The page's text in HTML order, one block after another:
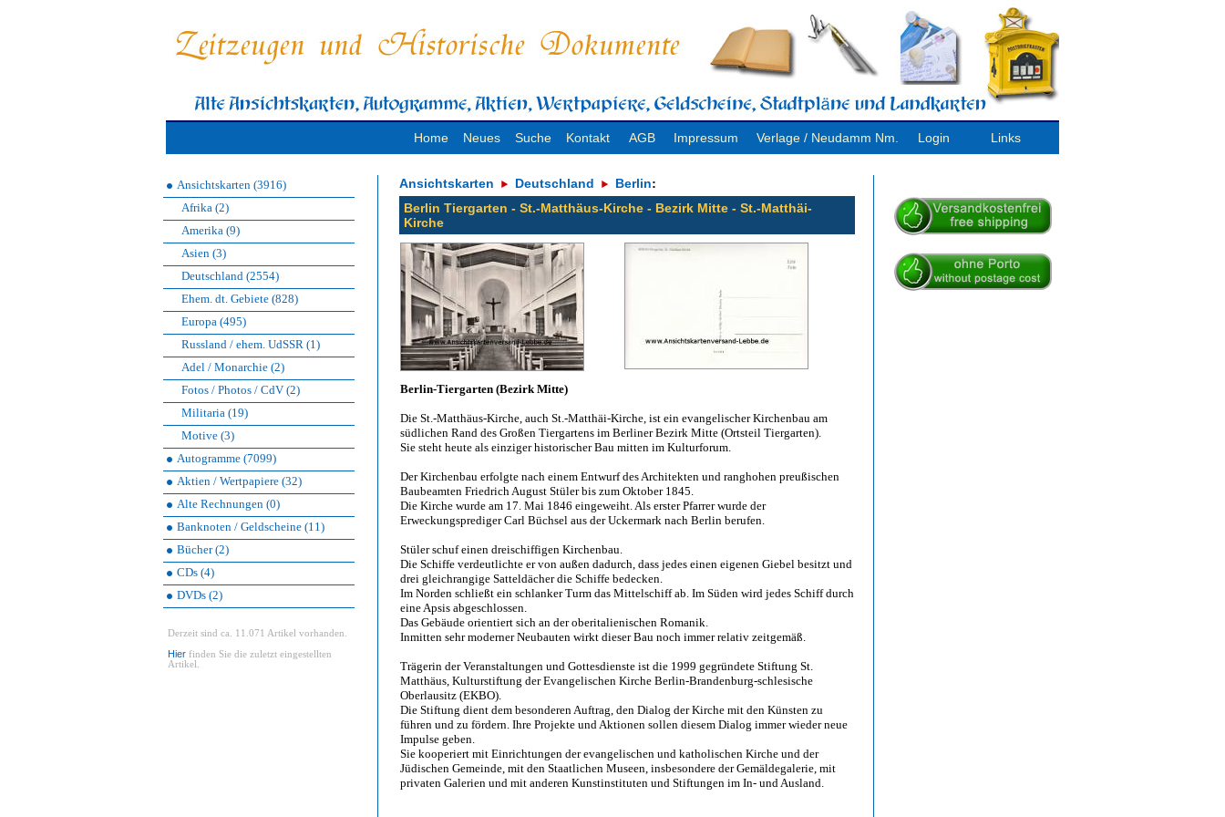
Home Neues Suche Kontakt AGB Impressum Verlage / Neudamm Nm. Login Links
Ansichtskarten (3916)
Afrika (2)
Amerika (9)
Asien (3)
Deutschland (2554)
Ehem. dt. Gebiete (828)
Europa (495)
Russland / ehem. UdSSR (1)
Adel / Monarchie (2)
Fotos / Photos / CdV (2)
Militaria (19)
Motive (3)
Autogramme (7099)
Aktien / Wertpapiere (32)
Alte Rechnungen (0)
Banknoten / Geldscheine (11)
Bücher (2)
CDs (4)
DVDs (2)
Derzeit sind ca. 11.071 Artikel vorhanden.
Hier finden Sie die zuletzt eingestellten
Artikel.
Ansichtskarten Deutschland Berlin:
Berlin Tiergarten - St.-Matthäus-Kirche - Bezirk Mitte - St.-Matthäi-
Kirche
Berlin-Tiergarten (Bezirk Mitte)
Die St.-Matthäus-Kirche, auch St.-Matthäi-Kirche, ist ein evangelischer Kirchenbau am
südlichen Rand des Großen Tiergartens im Berliner Bezirk Mitte (Ortsteil Tiergarten).
Sie steht heute als einziger historischer Bau mitten im Kulturforum.
Der Kirchenbau erfolgte nach einem Entwurf des Architekten und ranghohen preußischen
Baubeamten Friedrich August Stüler bis zum Oktober 1845.
Die Kirche wurde am 17. Mai 1846 eingeweiht. Als erster Pfarrer wurde der
Erweckungsprediger Carl Büchsel aus der Uckermark nach Berlin berufen.
Stüler schuf einen dreischiffigen Kirchenbau.
Die Schiffe verdeutlichte er von außen dadurch, dass jedes einen eigenen Giebel besitzt und
drei gleichrangige Satteldächer die Schiffe bedecken.
Im Norden schließt ein schlanker Turm das Mittelschiff ab. Im Süden wird jedes Schiff durch
eine Apsis abgeschlossen.
Das Gebäude orientiert sich an der oberitalienischen Romanik.
Inmitten sehr moderner Neubauten wirkt dieser Bau noch immer relativ zeitgemäß.
Trägerin der Veranstaltungen und Gottesdienste ist die 1999 gegründete Stiftung St.
Matthäus, Kulturstiftung der Evangelischen Kirche Berlin-Brandenburg-schlesische
Oberlausitz (EKBO).
Die Stiftung dient dem besonderen Auftrag, den Dialog der Kirche mit den Künsten zu
führen und zu fördern. Ihre Projekte und Aktionen sollen diesem Dialog immer wieder neue
Impulse geben.
Sie kooperiert mit Einrichtungen der evangelischen und katholischen Kirche und der
Jüdischen Gemeinde, mit den Staatlichen Museen, insbesondere der Gemäldegalerie, mit
privaten Galerien und mit anderen Kunstinstituten und Stiftungen im In- und Ausland.